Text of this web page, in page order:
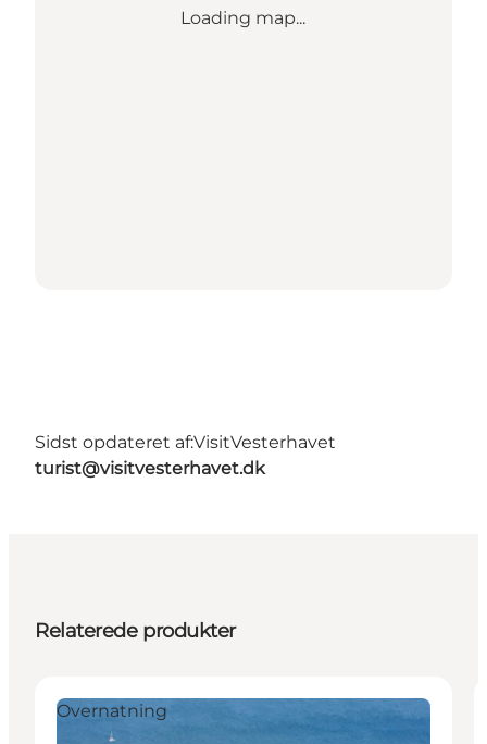
Loading map...
Sidst opdateret af:VisitVesterhavet
turist@visitvesterhavet.dk
Relaterede produkter
Overnatning